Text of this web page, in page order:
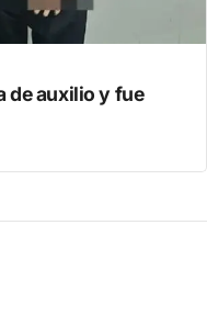
de auxilio y fue